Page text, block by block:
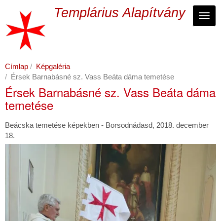
tartalomra
Templárius Alapítvány
Címlap
Képgaléria
Érsek Barnabásné sz. Vass Beáta dáma temetése
Érsek Barnabásné sz. Vass Beáta dáma
temetése
Beácska temetése képekben - Borsodnádasd, 2018. december
18.